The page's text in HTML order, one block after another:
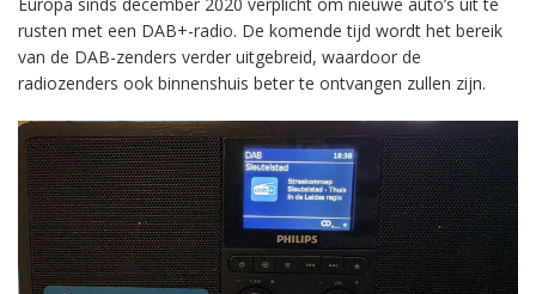
rusten met een DAB+-radio. De komende tijd wordt het bereik
van de DAB-zenders verder uitgebreid, waardoor de
radiozenders ook binnenshuis beter te ontvangen zullen zijn.